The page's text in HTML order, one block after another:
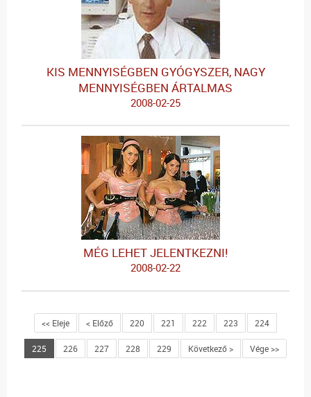
KIS MENNYISÉGBEN GYÓGYSZER, NAGY
MENNYISÉGBEN ÁRTALMAS
2008-02-25
MÉG LEHET JELENTKEZNI!
2008-02-22
<< Eleje < Előző 220 221 222 223 224
225 226 227 228 229 Következő > Vége >>